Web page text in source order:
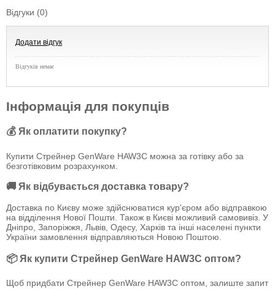
Відгуки (0)
Додати відгук
Відгуків немає
Інформація для покупців
💰 Як оплатити покупку?
Купити Стрейнер GenWare HAW3C можна за готівку або за
безготівковим розрахунком.
🚚 Як відбувається доставка товару?
Доставка по Києву може здійснюватися кур'єром або відправкою
на відділення Нової Пошти. Також в Києві можливий самовивіз. У
Дніпро, Запоріжжя, Львів, Одесу, Харків та інші населені пункти
України замовлення відправляються Новою Поштою.
📦 Як купити Стрейнер GenWare HAW3C оптом?
Щоб придбати Стрейнер GenWare HAW3C оптом, залиште запит